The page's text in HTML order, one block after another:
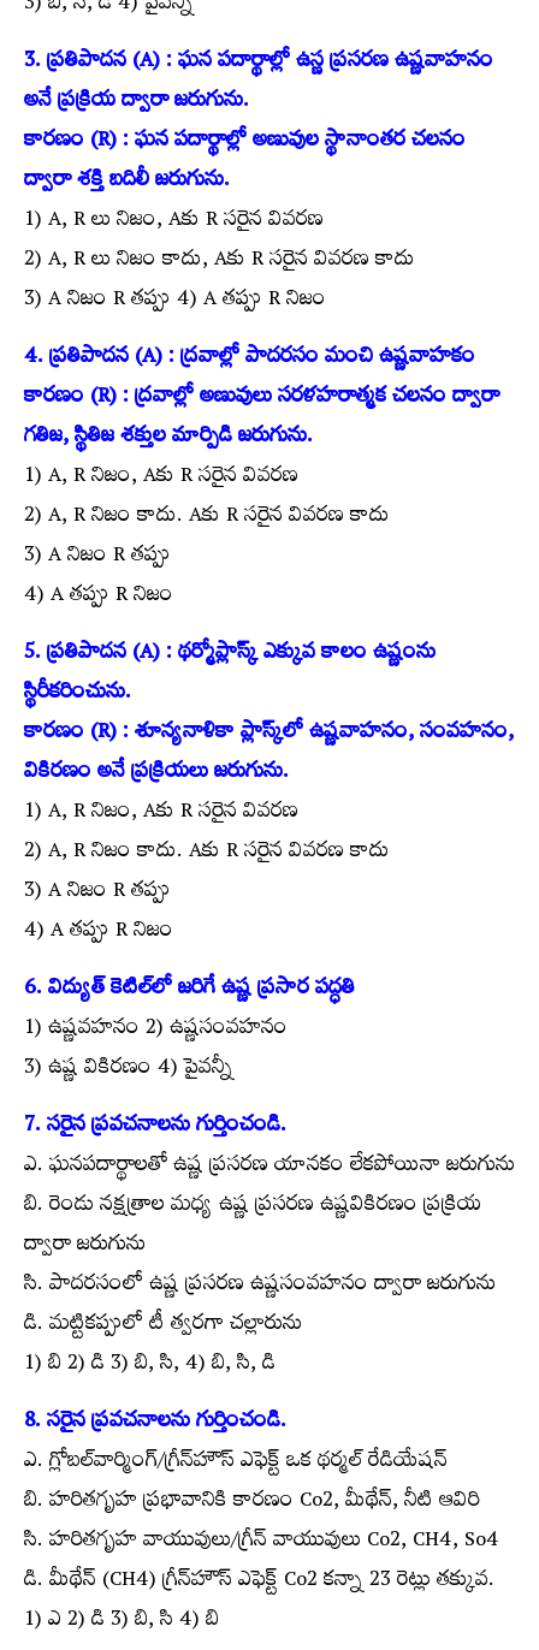
3. ప్రతిపాదన (A) : ఘన పదార్థాల్లో ఉస్ణ ప్రసరణ ఉష్ణవాహనం
అనే ప్రక్రియ ద్వారా జరుగును.
కారణం (R) : ఘన పదార్థాల్లో అణువుల స్థానాంతర చలనం
ద్వారా శక్తి బదిలీ జరుగును.
1) A, R లు నిజం, Aకు R సరైన వివరణ
2) A, R లు నిజం కాదు, Aకు R సరైన వివరణ కాదు
3) A నిజం R తప్పు 4) A తప్పు R నిజం
4. ప్రతిపాదన (A) : ద్రవాల్లో పాదరసం మంచి ఉష్ణవాహకం
కారణం (R) : ద్రవాల్లో అణువులు సరళహరాత్మక చలనం ద్వారా
గతిజ, స్థితిజ శక్తుల మార్పిడి జరుగును.
1) A, R నిజం, Aకు R సరైన వివరణ
2) A, R నిజం కాదు. Aకు R సరైన వివరణ కాదు
3) A నిజం R తప్పు
4) A తప్పు R నిజం
5. ప్రతిపాదన (A) : థర్మోప్లాస్క్ ఎక్కువ కాలం ఉష్ణంను
స్థిరీకరించును.
కారణం (R) : శూన్యనాళికా ప్లాస్క్‌లో ఉష్ణవాహనం, సంవహనం,
వికిరణం అనే ప్రక్రియలు జరుగును.
1) A, R నిజం, Aకు R సరైన వివరణ
2) A, R నిజం కాదు. Aకు R సరైన వివరణ కాదు
3) A నిజం R తప్పు
4) A తప్పు R నిజం
6. విద్యుత్ కెటిల్‌లో జరిగే ఉష్ణ ప్రసార పద్ధతి
1) ఉష్ణవహనం 2) ఉష్ణసంవహనం
3) ఉష్ణ వికిరణం 4) పైవన్నీ
7. సరైన ప్రవచనాలను గుర్తించండి.
ఎ. ఘనపదార్థాలతో ఉష్ణ ప్రసరణ యానకం లేకపోయినా జరుగును
బి. రెండు నక్షత్రాల మధ్య ఉష్ణ ప్రసరణ ఉష్ణవికిరణం ప్రక్రియ
ద్వారా జరుగును
సి. పాదరసంలో ఉష్ణ ప్రసరణ ఉష్ణసంవహనం ద్వారా జరుగును
డి. మట్టికప్పులో టీ త్వరగా చల్లారును
1) బి 2) డి 3) బి, సి, 4) బి, సి, డి
8. సరైన ప్రవచనాలను గుర్తించండి.
ఎ. గ్లోబల్‌వార్మింగ్/గ్రీన్‌హౌస్ ఎఫెక్ట్ ఒక థర్మల్ రేడియేషన్
బి. హరితగృహ ప్రభావానికి కారణం Co2, మీథేన్, నీటి ఆవిరి
సి. హరితగృహ వాయువులు/గ్రీన్ వాయువులు Co2, CH4, So4
డి. మీథేన్ (CH4) గ్రీన్‌హౌస్ ఎఫెక్ట్ Co2 కన్నా 23 రెట్లు తక్కువ.
1) ఎ 2) డి 3) బి, సి 4) బి